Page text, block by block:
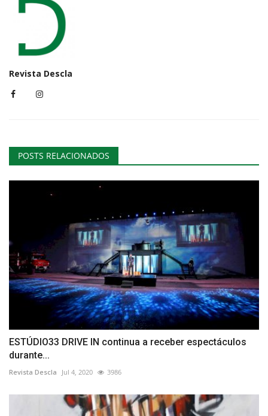
Revista Descla
POSTS RELACIONADOS
ESTÚDIO33 DRIVE IN continua a receber espectáculos
durante...
Revista Descla Jul 4, 2020 3986